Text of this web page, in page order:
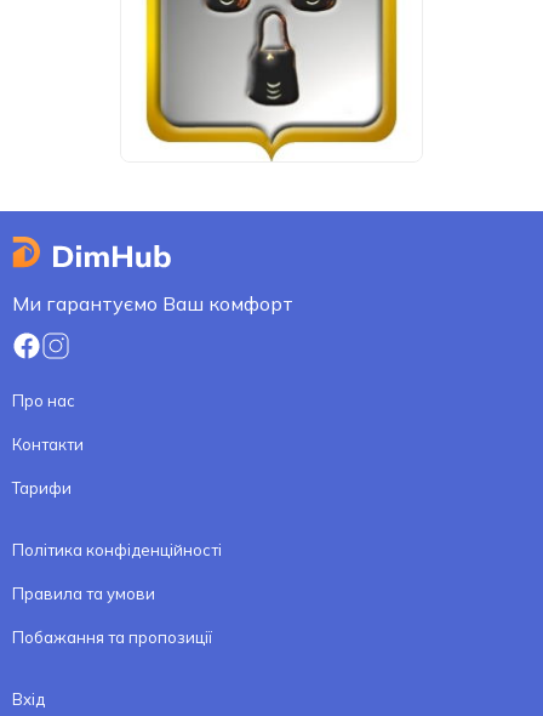
Ми гарантуємо Ваш комфорт
Про нас
Контакти
Тарифи
Політика конфіденційності
Правила та умови
Побажання та пропозиції
Вхід